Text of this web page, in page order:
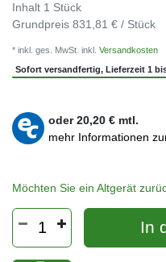
Inhalt 1 Stück
Grundpreis 831,81 € / Stück
* inkl. ges. MwSt. inkl. Versandkosten
Sofort versandfertig, Lieferzeit 1
oder20,20 € mtl.
mehr Informationen
Möchten Sie ein Altgerät
In